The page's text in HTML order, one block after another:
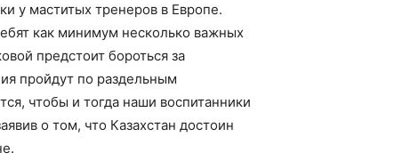
у маститых тренеров в Европе.
как минимум несколько важных
предстоит бороться за
пройдут по раздельным
чтобы и тогда наши воспитанники
о том, что Казахстан достоин